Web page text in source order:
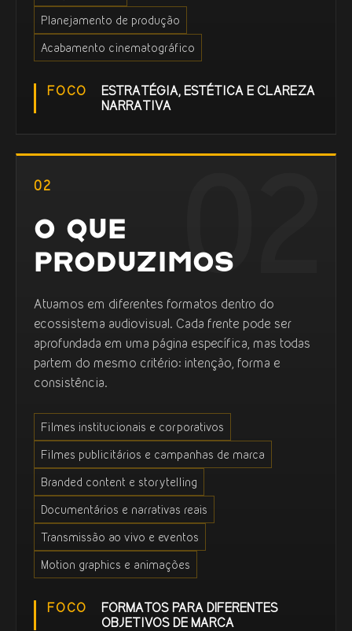
Planejamento de produção
Acabamento cinematográfico
FOCO
ESTRATÉGIA, ESTÉTICA E CLAREZA
NARRATIVA
02
O QUE
PRODUZIMOS
Atuamos em diferentes formatos dentro do
ecossistema audiovisual. Cada frente pode ser
aprofundada em uma página específica, mas todas
partem do mesmo critério: intenção, forma e
consistência.
Filmes institucionais e corporativos
Filmes publicitários e campanhas de marca
Branded content e storytelling
Documentários e narrativas reais
Transmissão ao vivo e eventos
Motion graphics e animações
FOCO
FORMATOS PARA DIFERENTES
OBJETIVOS DE MARCA